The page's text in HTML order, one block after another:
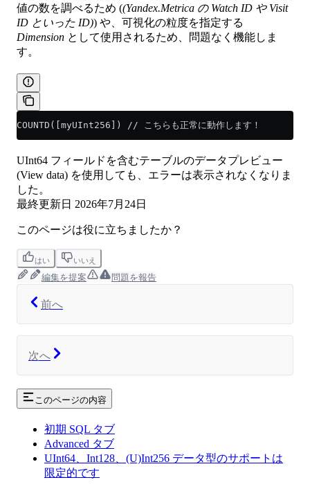
値の数を調べるため ((Yandex.Metrica の Watch ID や Visit
ID といった ID)) や、可視化の粒度を指定する
Dimension として使用されるため、問題なく機能しま
す。
COUNTD([myUInt256]) // こちらも正常に動作します！
UInt64 フィールドを含むテーブルのデータプレビュー
(View data) を使用しても、エラーは表示されなくなりま
した。
最終更新日 2026年7月24日
このページは役に立ちましたか？
はい いいえ
編集を提案 問題を報告
前へ
次へ
このページの内容
初期 SQL タブ
Advanced タブ
UInt64、Int128、(U)Int256 データ型のサポートは
限定的です